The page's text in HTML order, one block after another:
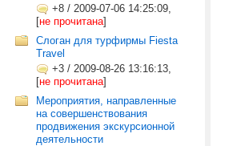
+8 / 2009-07-06 14:25:09,
[не прочитана]
Слоган для турфирмы Fiesta
Travel
+3 / 2009-08-26 13:16:13,
[не прочитана]
Мероприятия, направленные
на совершенствования
продвижения экскурсионной
деятельности